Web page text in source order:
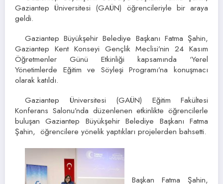
Gaziantep Üniversitesi (GAÜN) öğrencileriyle bir araya
geldi.
Gaziantep Büyükşehir Belediye Başkanı Fatma Şahin,
Gaziantep Kent Konseyi Gençlik Meclisi’nin 24 Kasım
Öğretmenler Günü Etkinliği kapsamında ‘Yerel
Yönetimlerde Eğitim ve Söyleşi Programı’na konuşmacı
olarak katıldı.
Gaziantep Üniversitesi (GAÜN) Eğitim Fakültesi
Konferans Salonu’nda düzenlenen etkinlikte öğrencilerle
buluşan Gaziantep Büyükşehir Belediye Başkanı Fatma
Şahin, öğrencilere yönelik yaptıkları projelerden bahsetti.
Başkan Fatma Şahin,